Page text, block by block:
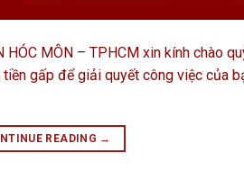
HÓC MÔN – TPHCM xin kính chào
gấp để giải quyết công việc của
READING →